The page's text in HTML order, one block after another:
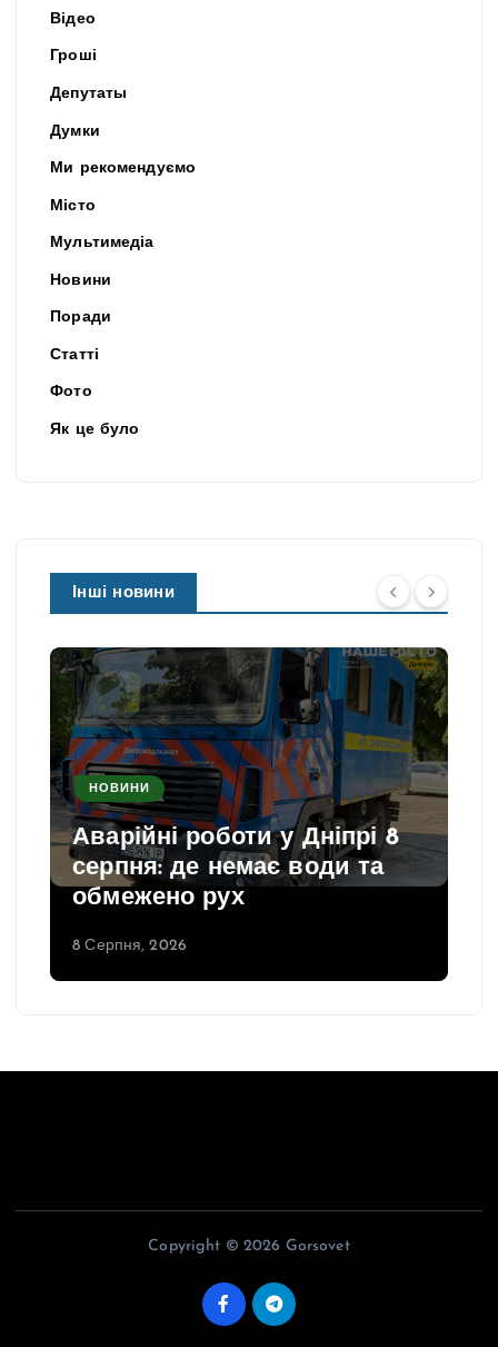
Відео
Гроші
Депутаты
Думки
Ми рекомендуємо
Місто
Мультимедіа
Новини
Поради
Статті
Фото
Як це було
Інші новини
НОВИНИ
Аварійні роботи у Дніпрі 8
серпня: де немає води та
обмежено рух
8 Серпня, 2026
Copyright © 2026 Gorsovet